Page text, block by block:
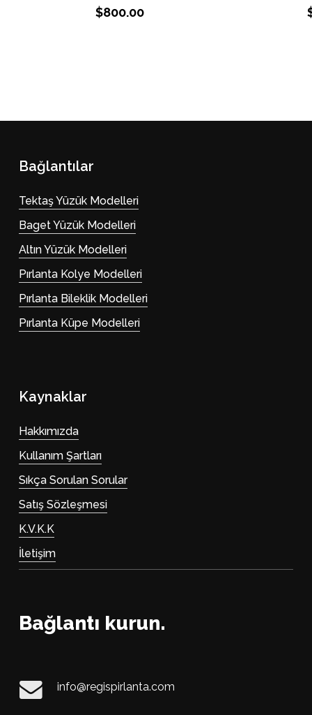
$800.00
Bağlantılar
Tektaş Yüzük Modelleri
Baget Yüzük Modelleri
Altın Yüzük Modelleri
Pırlanta Kolye Modelleri
Pırlanta Bileklik Modelleri
Pırlanta Küpe Modelleri
Kaynaklar
Hakkımızda
Kullanım Şartları
Sıkça Sorulan Sorular
Satış Sözleşmesi
K.V.K.K
İletişim
Bağlantı kurun.
info@regispirlanta.com